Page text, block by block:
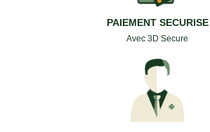
PAIEMENT SECURISE
Avec 3D Secure